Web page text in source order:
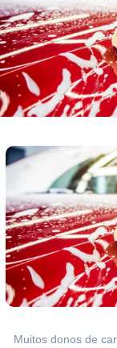
Muitos donos de